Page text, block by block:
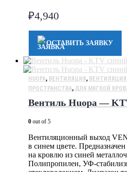
₽4,940
ОСТАВИТЬ ЗАЯВКУ
HUOPA, ВЕНТИЛЯЦИЯ,
ПРОСТРАНСТВА, ДЛЯ МЯГКОЙ
Вентиль Huopa —
0 out of 5
Вентиляционный выход
в синем цвете.
на кровлю из синей
Полипропилен, УФ-